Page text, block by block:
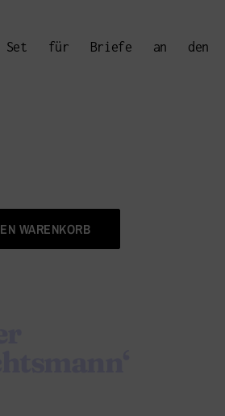
Set für Briefe an den
WARENKORB